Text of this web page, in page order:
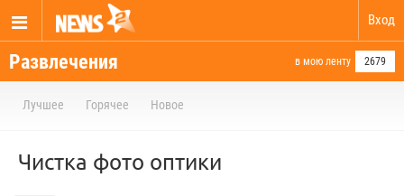
Вход
Развлечения в мою ленту 2679
Лучшее Горячее Новое
Чистка фото оптики